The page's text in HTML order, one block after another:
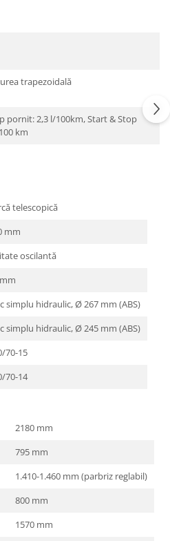
trapezoidală
pornit: 2,3 l/100km, Start & Stop
km
telescopică
mm
oscilantă
simplu hidraulic, Ø 267 mm (ABS)
simplu hidraulic, Ø 245 mm (ABS)
70-15
70-14
2180 mm
795 mm
1.410-1.460 mm (parbriz reglabil)
800 mm
1570 mm